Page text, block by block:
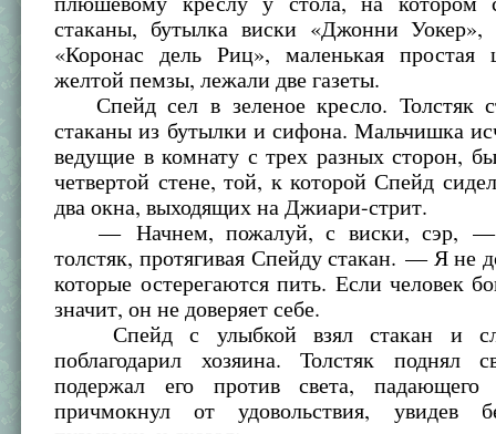
стаканы, бутылка виски «Джонни Уокер»,
«Коронас дель Риц», маленькая простая
желтой пемзы, лежали две газеты.
Спейд сел в зеленое кресло. Толстяк
стаканы из бутылки и сифона. Мальчишка
ведущие в комнату с трех разных сторон,
четвертой стене, той, к которой Спейд
два окна, выходящих на Джиари-стрит.
— Начнем, пожалуй, с виски, сэр, —
толстяк, протягивая Спейду стакан. — Я не
которые остерегаются пить. Если человек
значит, он не доверяет себе.
Спейд с улыбкой взял стакан и
поблагодарил хозяина. Толстяк поднял
подержал его против света,
причмокнул от удовольствия, увидев